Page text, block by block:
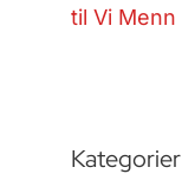
til Vi Menn
Kategorier